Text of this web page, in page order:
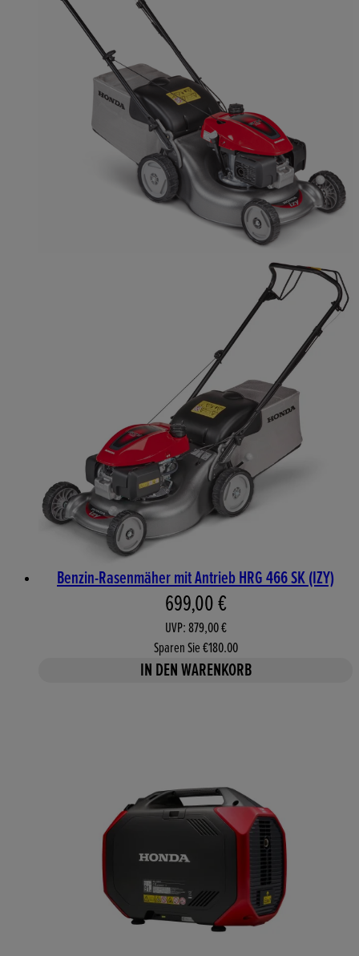
Benzin-Rasenmäher mit Antrieb HRG 466 SK (IZY)
Aktueller Preis: 699,00 €.
699,00 €
UVP: 879,00 €
Sparen Sie €180.00
IN DEN WARENKORB